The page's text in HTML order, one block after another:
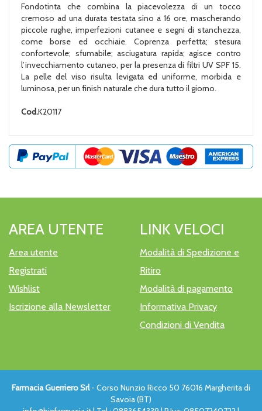
Fondotinta che combina la piacevolezza di un tocco
cremoso ad una durata testata sino a 16 ore, mascherando
piccole rughe, imperfezioni cutanee e segni di stanchezza,
come borse ed occhiaie. Coprenza perfetta; stesura
confortevole; sfumabile; asciugatura rapida; agisce contro
l’invecchiamento cutaneo, per la presenza di filtri UV SPF 15.
La pelle del viso risulta levigata ed uniforme, morbida e
luminosa, per un finish naturale che dura tutto il giorno.
Cod.K20117
AREA UTENTE
Area utente
Registrati
Wishlist
Iscrizione alla Newsletter
LINK VELOCI
Modalità di Spedizione e
Ritiro
Modalità di pagamento
Informativa Privacy
Condizioni di Vendita
Farmacia Guerriero Srl- Corso Nunzio Ricco 50 76016 Margherita di
Savoia (BT)